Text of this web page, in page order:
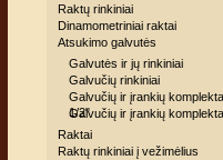
Raktų rinkiniai
Dinamometriniai raktai
Atsukimo galvutės
Galvutės ir jų rinkiniai
Galvučių rinkiniai
Galvučių ir įrankių
1/2"
Galvučių ir įrankių
Raktai
Raktų rinkiniai į vežimėlius